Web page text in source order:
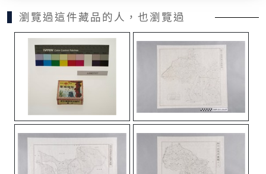
瀏覽過這件藏品的人，也瀏覽過